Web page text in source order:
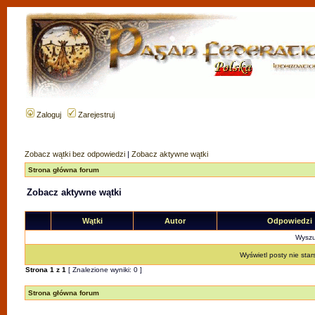
Zaloguj Zarejestruj
Zobacz wątki bez odpowiedzi | Zobacz aktywne wątki
Strona główna forum
Zobacz aktywne wątki
Wątki Autor Odpowiedzi
Wyświetl posty nie
Strona 1 z 1 [ Znalezione wyniki: 0 ]
Strona główna forum